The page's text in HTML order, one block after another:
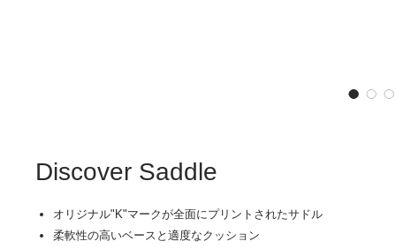
Discover Saddle
オリジナル"K"マークが全面にプリントされたサドル
柔軟性の高いベースと適度なクッション